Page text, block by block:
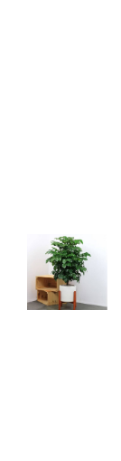
MUA
HÀNG
/
DETAILS